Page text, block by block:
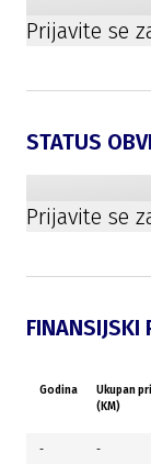
Prijavite se
STATUS
Prijavite se
FINANSIJSKI
Godina
Ukupan
(KM)
- -